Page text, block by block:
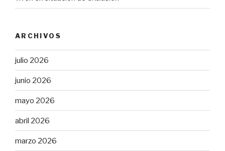
ARCHIVOS
julio 2026
junio 2026
mayo 2026
abril 2026
marzo 2026